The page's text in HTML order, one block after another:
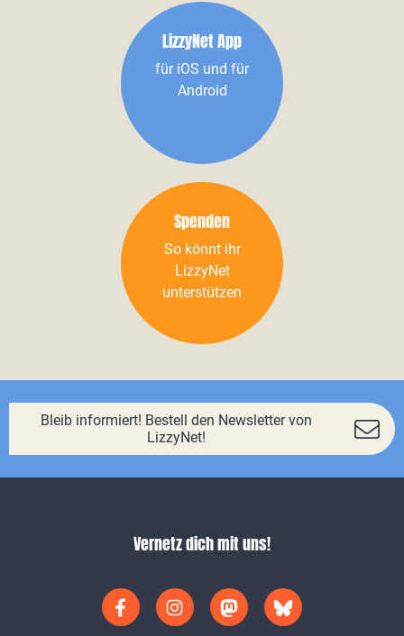
LizzyNet App
für iOS und für
Android
Spenden
So könnt ihr
LizzyNet
unterstützen
Bleib informiert! Bestell den Newsletter von
LizzyNet!
Vernetz dich mit uns!